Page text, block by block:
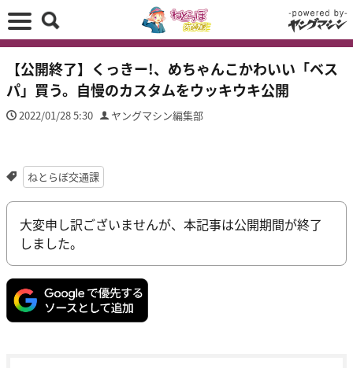
【公開終了】くっきー!、めちゃんこかわいい「ベス
パ」買う。自慢のカスタムをウッキウキ公開
2022/01/28 5:30 ヤングマシン編集部
ねとらぼ交通課
大変申し訳ございませんが、本記事は公開期間が終了
しました。